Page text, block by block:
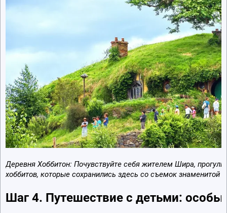
Деревня Хоббитон: Почувствуйте себя жителем Шира,
хоббитов, которые сохранились здесь со съемок знаменитой
Шаг 4. Путешествие с детьми: